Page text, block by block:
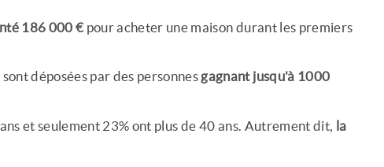
186 000 € pour acheter une maison durant les premiers
déposées par des personnes gagnant jusqu'à 1000
et seulement 23% ont plus de 40 ans. Autrement dit, la